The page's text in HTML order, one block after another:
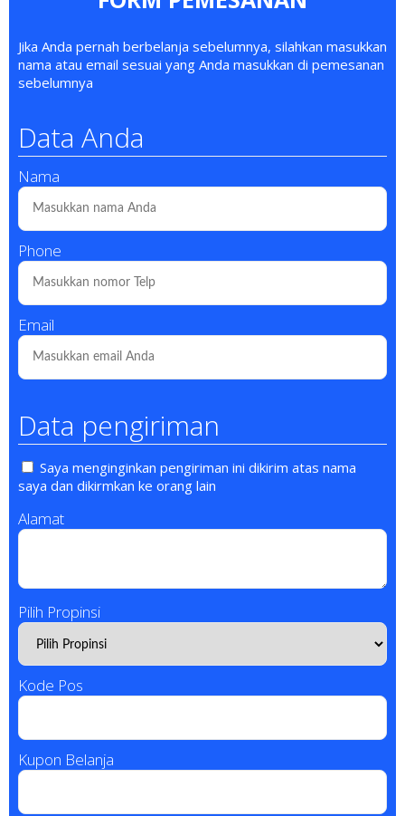
Jika Anda pernah berbelanja sebelumnya, silahkan masukkan
nama atau email sesuai yang Anda masukkan di pemesanan
sebelumnya
Data Anda
Nama
Phone
Email
Data pengiriman
Saya menginginkan pengiriman ini dikirim atas nama
saya dan dikirmkan ke orang lain
Alamat
Pilih Propinsi
Kode Pos
Kupon Belanja